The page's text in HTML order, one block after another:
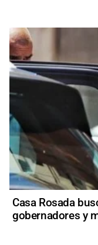
Casa Rosada
gobernadores y